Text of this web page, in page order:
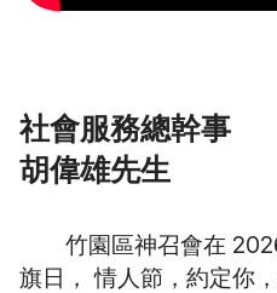
社會服務總幹事
胡偉雄先生
竹園區神召會在 2026
旗日， 情人節，約定你